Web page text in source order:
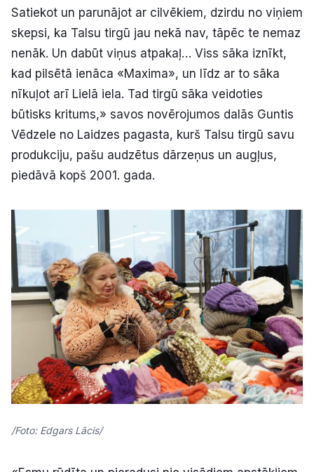
Satiekot un parunājot ar cilvēkiem, dzirdu no viņiem
skepsi, ka Talsu tirgū jau nekā nav, tāpēc te nemaz
nenāk. Un dabūt viņus atpakaļ… Viss sāka iznīkt,
kad pilsētā ienāca «Maxima», un līdz ar to sāka
nīkuļot arī Lielā iela. Tad tirgū sāka veidoties
būtisks kritums,» savos novērojumos dalās Guntis
Vēdzele no Laidzes pagasta, kurš Talsu tirgū savu
produkciju, pašu audzētus dārzeņus un augļus,
piedāvā kopš 2001. gada.
/Foto: Edgars Lācis/